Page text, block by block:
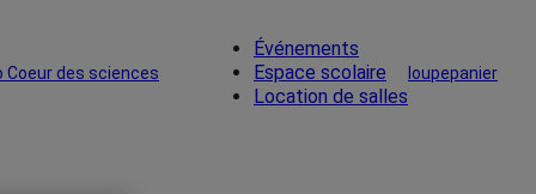
Événements
Espace scolaire
Location de salles
loupepanier